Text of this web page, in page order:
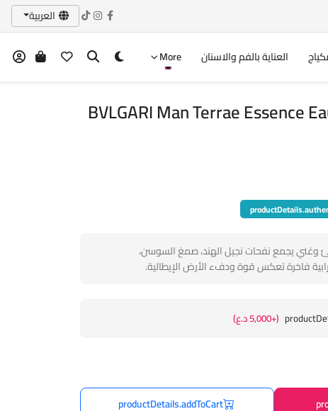
العربية
العناية بالفم والاسنان More
BVLGARI Man Terrae Essence
وغني يجمع نفحات نجيل الهند، صمغ السوسن،
فاخرة تعكس قوة ودفء الأرض الإيطالية.
(+5,000 د.ع)
productDetails.addToCart